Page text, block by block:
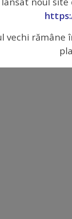
al Primăriei
vechi rămâne